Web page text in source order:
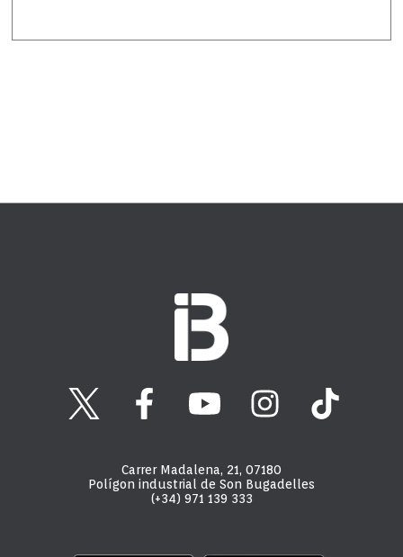
Carrer Madalena, 21, 07180
Polígon industrial de Son Bugadelles
(+34) 971 139 333